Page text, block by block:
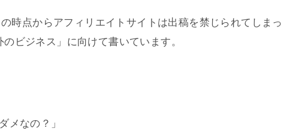
時点からアフィリエイトサイトは出稿を禁じられてしまっ
ビジネス」に向けて書いています。
メなの？」